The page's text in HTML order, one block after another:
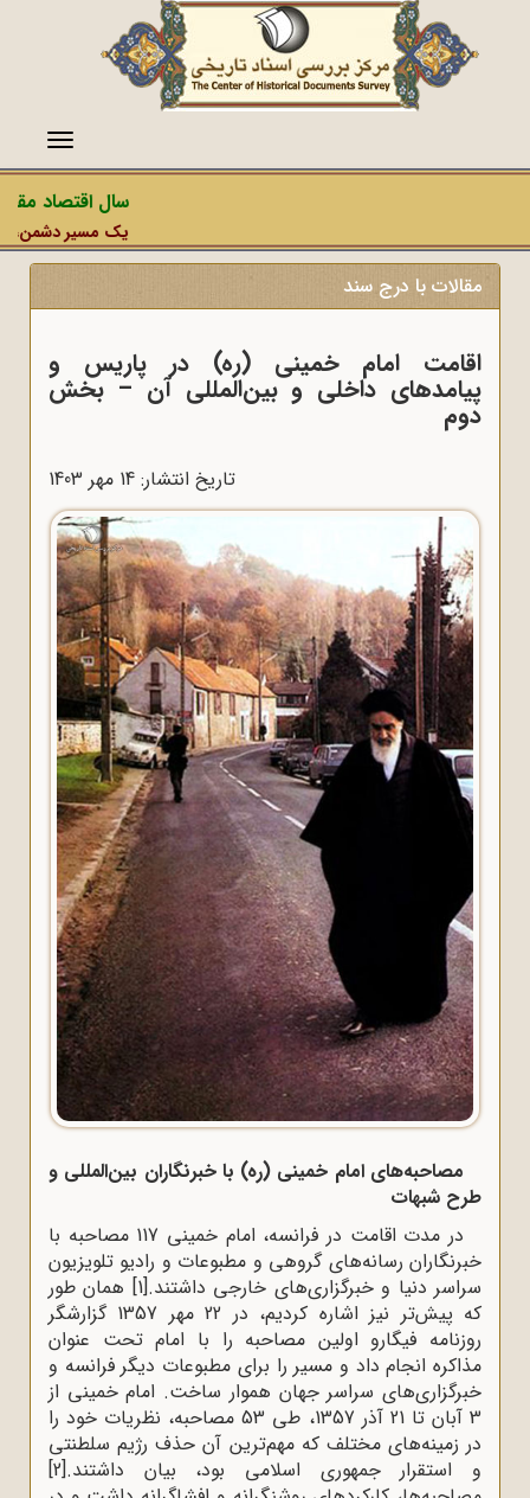
منو
سال اقتصاد
یک مسیر دشمن،
مقالات با درج سند
اقامت امام خمینی (ره) در پاریس و
پیامدهای داخلی و بین‌المللی آن – بخش
دوم
تاریخ انتشار: 14 مهر 1403
مصاحبه‌های امام خمینی (ره) با خبرنگاران بین‌المللی و
طرح شبهات
در مدت اقامت در فرانسه، امام خمینی 117 مصاحبه با
خبرنگاران رسانه‌های گروهی و مطبوعات و رادیو تلویزیون
سراسر دنیا و خبرگزاری‌های خارجی داشتند.[1] همان طور
که پیش‌تر نیز اشاره کردیم، در 22 مهر 1357 گزارشگر
روزنامه فیگارو اولین مصاحبه را با امام تحت عنوان
مذاکره انجام داد و مسیر را برای مطبوعات دیگر فرانسه و
خبرگزاری‌های سراسر جهان هموار ساخت. امام خمینی از
3 آبان تا 21 آذر 1357، طی 53 مصاحبه، نظریات خود را
در زمینه‌های مختلف که مهم‌ترین آن حذف رژیم سلطنتی
و استقرار جمهوری اسلامی بود، بیان داشتند.[2]